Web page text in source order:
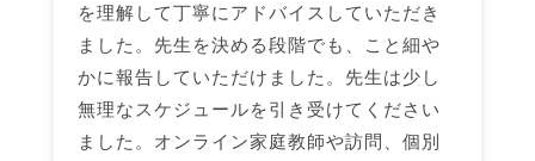
を理解して丁寧にアドバイスしていただき
ました。先生を決める段階でも、こと細や
かに報告していただけました。先生は少し
無理なスケジュールを引き受けてください
ました。オンライン家庭教師や訪問、個別